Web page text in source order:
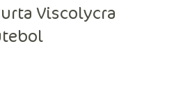
Viscolycra